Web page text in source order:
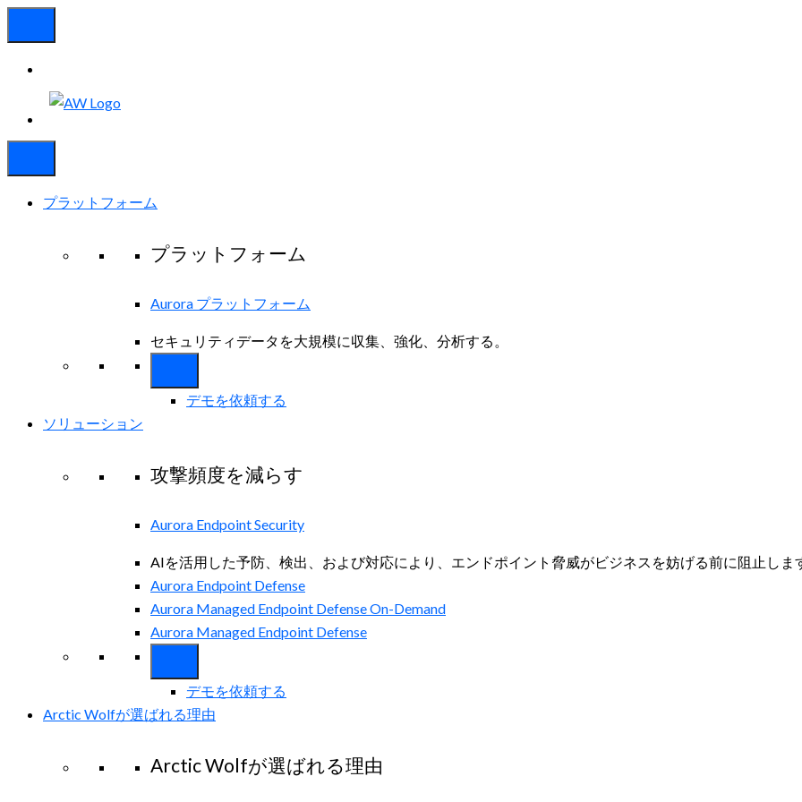
プラットフォーム
プラットフォーム
Aurora プラットフォーム
セキュリティデータを大規模に収集、強化、分析する。
デモを依頼する
ソリューション
攻撃頻度を減らす
Aurora Endpoint Security
AIを活用した予防、検出、および対応により、エンドポイント脅威がビジネスを妨げる前に阻止しま
Aurora Endpoint Defense
Aurora Managed Endpoint Defense On-Demand
Aurora Managed Endpoint Defense
デモを依頼する
Arctic Wolfが選ばれる理由
Arctic Wolfが選ばれる理由